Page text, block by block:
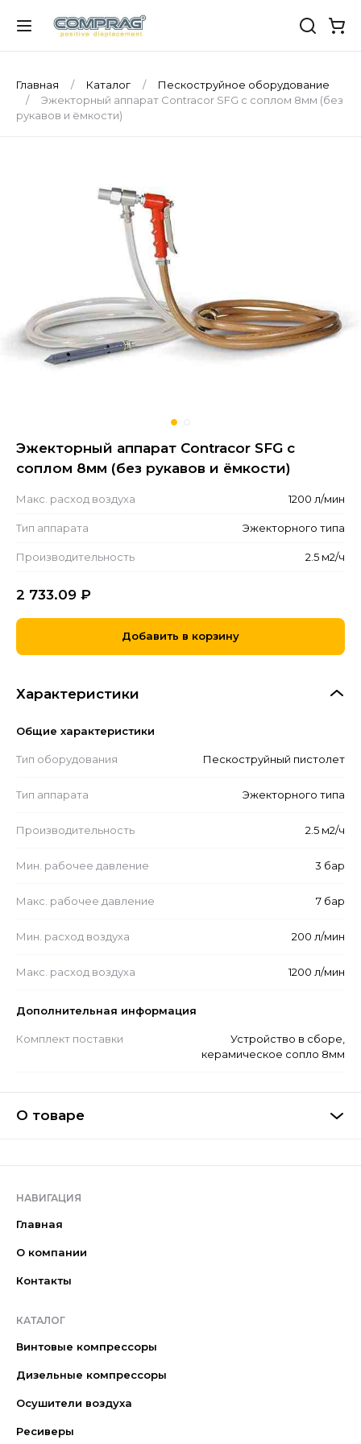
Главная Каталог
Пескоструйное оборудование
Эжекторный аппарат Contracor SFG с соплом 8мм (без
рукавов и ёмкости)
Эжекторный аппарат Contracor SFG с
соплом 8мм (без рукавов и ёмкости)
Макс. расход воздуха 1200 л/мин
Тип аппарата Эжекторного типа
Производительность 2.5 м2/ч
2 733.09 ₽
Добавить в корзину
Характеристики
Общие характеристики
Тип оборудования Пескоструйный пистолет
Тип аппарата Эжекторного типа
Производительность 2.5 м2/ч
Мин. рабочее давление 3 бар
Макс. рабочее давление 7 бар
Мин. расход воздуха 200 л/мин
Макс. расход воздуха 1200 л/мин
Дополнительная информация
Комплект поставки
Устройство в сборе,
керамическое сопло 8мм
О товаре
НАВИГАЦИЯ
Главная
О компании
Контакты
КАТАЛОГ
Винтовые компрессоры
Дизельные компрессоры
Осушители воздуха
Ресиверы